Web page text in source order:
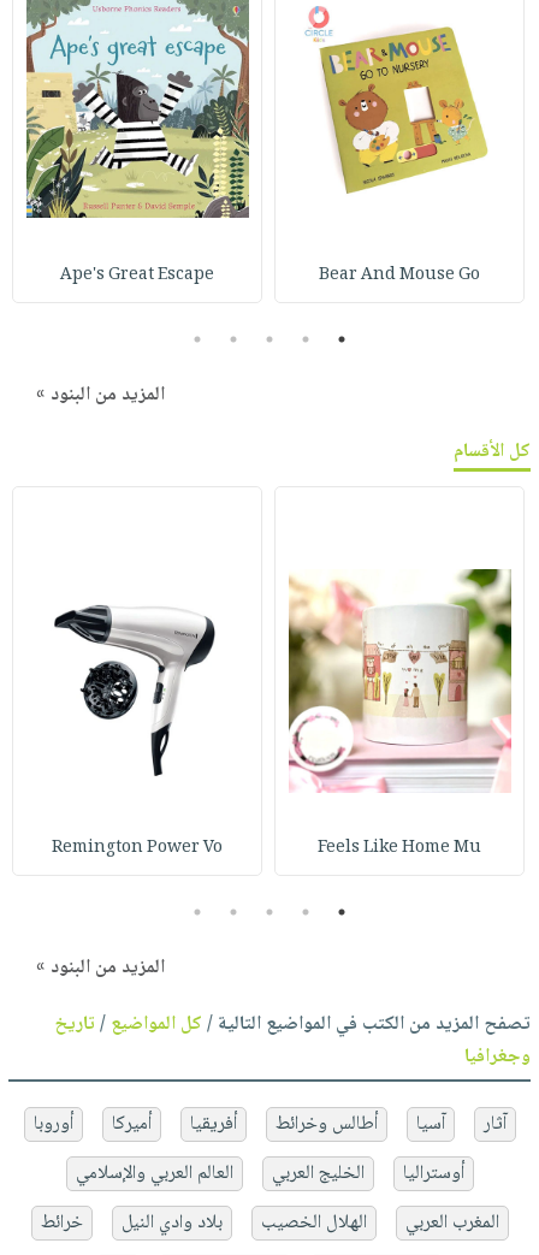
Bear And Mouse Go
Ape's Great Escape
1
2
3
4
5
المزيد من البنود »
كل الأقسام
Feels Like Home Mu
Remington Power Vo
1
2
3
4
5
المزيد من البنود »
تصفح المزيد من الكتب في المواضيع التالية /كل المواضيع/تاريخ
وجغرافيا
آثار آسيا أطالس وخرائط أفريقيا أميركا
أوروبا
أوستراليا
الخليج العربي
العالم العربي والإسلامي
المغرب العربي
الهلال الخصيب بلاد وادي النيل
خرائط